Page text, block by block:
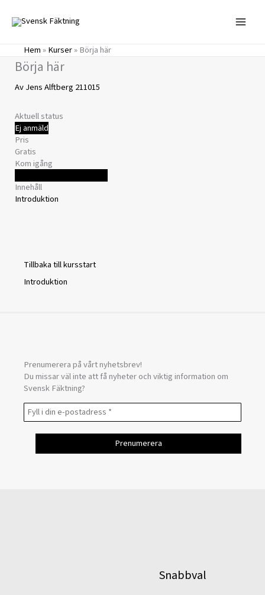
innehåll
Hem»Kurser»Börja här
Börja här
AvJens Alftberg 211015
Aktuell status
Ej anmäld
Pris
Gratis
Kom igång
Innehåll
Introduktion
Tillbaka till kursstart
Introduktion
Prenumerera på vårt nyhetsbrev!
Du missar väl inte att få nyheter och viktig information om
Svensk Fäktning?
Snabbval